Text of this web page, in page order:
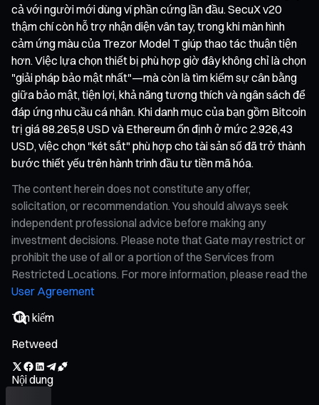
cả với người mới dùng ví phần cứng lần đầu. SecuX v20
thậm chí còn hỗ trợ nhận diện vân tay, trong khi màn hình
cảm ứng màu của Trezor Model T giúp thao tác thuận tiện
hơn. Việc lựa chọn thiết bị phù hợp giờ đây không chỉ là chọn
"giải pháp bảo mật nhất"—mà còn là tìm kiếm sự cân bằng
giữa bảo mật, tiện lợi, khả năng tương thích và ngân sách để
đáp ứng nhu cầu cá nhân. Khi danh mục của bạn gồm Bitcoin
trị giá 88.265,8 USD và Ethereum ổn định ở mức 2.926,43
USD, việc chọn "két sắt" phù hợp cho tài sản số đã trở thành
bước thiết yếu trên hành trình đầu tư tiền mã hóa.
The content herein does not constitute any offer,
solicitation, or recommendation. You should always seek
independent professional advice before making any
investment decisions. Please note that Gate may restrict or
prohibit the use of all or a portion of the Services from
Restricted Locations. For more information, please read the
User Agreement
Retweed
Nội dung